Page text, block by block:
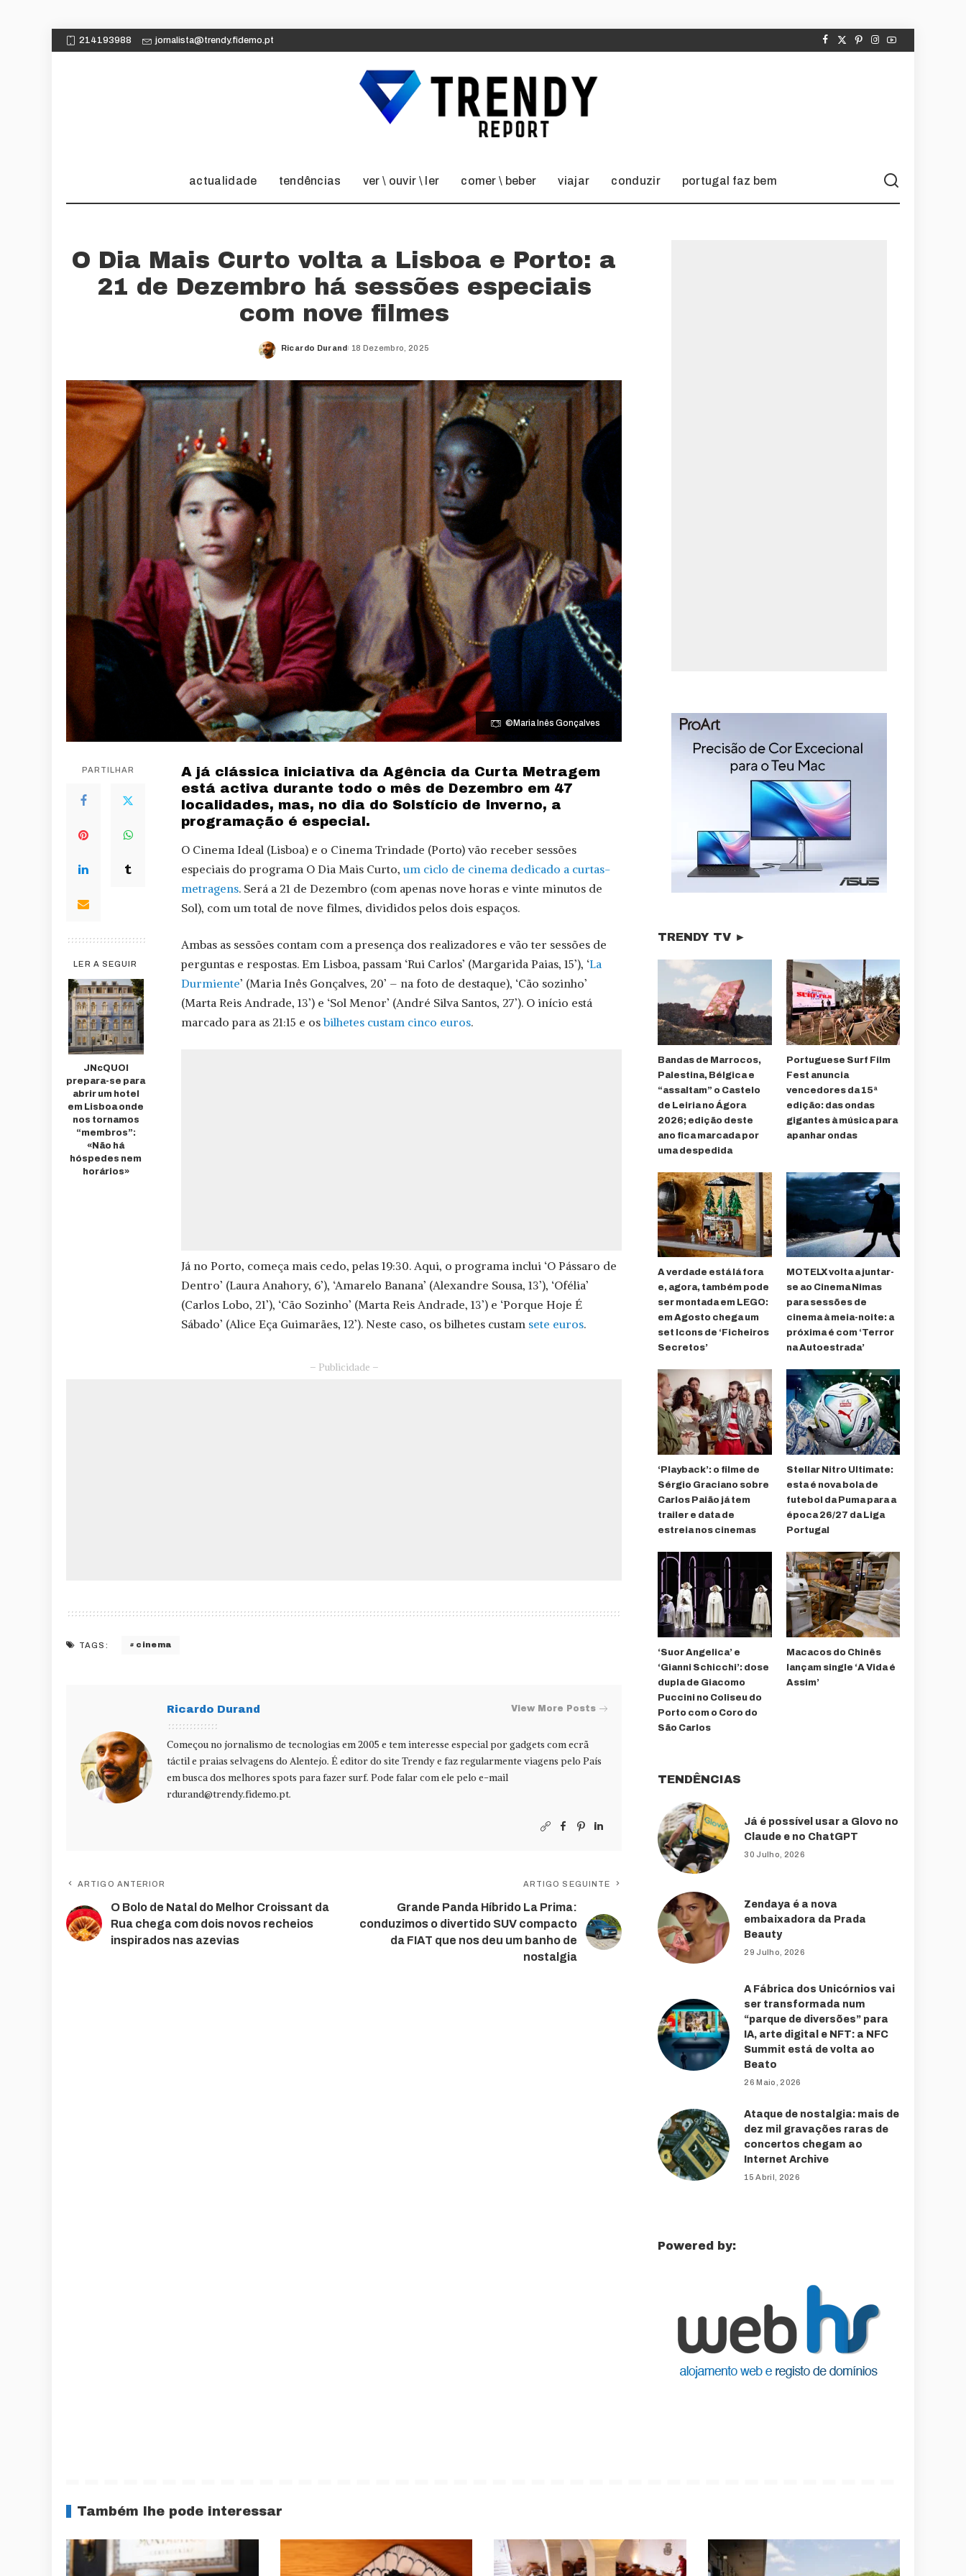
214193988 jornalista@trendy.fidemo.pt
actualidade tendências ver \ ouvir \ ler comer \ beber viajar conduzir portugal faz bem
O Dia Mais Curto volta a Lisboa e Porto: a
21 de Dezembro há sessões especiais
com nove filmes
Posted
Ricardo Durand 18 Dezembro, 2025
©Maria Inês Gonçalves
PARTILHAR
LER A SEGUIR
JNcQUOI
prepara-se para
abrir um hotel
em Lisboa onde
nos tornamos
“membros”:
«Não há
hóspedes nem
horários»
A já clássica iniciativa da Agência da Curta Metragem
está activa durante todo o mês de Dezembro em 47
localidades, mas, no dia do Solstício de Inverno, a
programação é especial.
O Cinema Ideal (Lisboa) e o Cinema Trindade (Porto) vão receber sessões
especiais do programa O Dia Mais Curto, um ciclo de cinema dedicado a curtas-
metragens. Será a 21 de Dezembro (com apenas nove horas e vinte minutos de
Sol), com um total de nove filmes, divididos pelos dois espaços.
Ambas as sessões contam com a presença dos realizadores e vão ter sessões de
perguntas e respostas. Em Lisboa, passam ‘Rui Carlos’ (Margarida Paias, 15’), ‘La
Durmiente’ (Maria Inês Gonçalves, 20’ – na foto de destaque), ‘Cão sozinho’
(Marta Reis Andrade, 13’) e ‘Sol Menor’ (André Silva Santos, 27’). O início está
marcado para as 21:15 e osbilhetes custam cinco euros.
Já no Porto, começa mais cedo, pelas 19:30. Aqui, o programa inclui ‘O Pássaro de
Dentro’ (Laura Anahory, 6’), ‘Amarelo Banana’ (Alexandre Sousa, 13’), ‘Ofélia’
(Carlos Lobo, 21’), ‘Cão Sozinho’ (Marta Reis Andrade, 13’) e ‘Porque Hoje É
Sábado’ (Alice Eça Guimarães, 12’). Neste caso, os bilhetes custam sete euros.
– Publicidade –
TAGS: cinema
Ricardo Durand View More Posts
Começou no jornalismo de tecnologias em 2005 e tem interesse especial por gadgets com ecrã
táctil e praias selvagens do Alentejo. É editor do site Trendy e faz regularmente viagens pelo País
em busca dos melhores spots para fazer surf. Pode falar com ele pelo e-mail
rdurand@trendy.fidemo.pt.
ARTIGO ANTERIOR
O Bolo de Natal do Melhor Croissant da
Rua chega com dois novos recheios
inspirados nas azevias
ARTIGO SEGUINTE
Grande Panda Híbrido La Prima:
conduzimos o divertido SUV compacto
da FIAT que nos deu um banho de
nostalgia
TRENDY TV ►
Bandas de Marrocos,
Palestina, Bélgica e
“assaltam” o Castelo
de Leiria no Ágora
2026; edição deste
ano fica marcada por
uma despedida
Portuguese Surf Film
Fest anuncia
vencedores da 15ª
edição: das ondas
gigantes à música para
apanhar ondas
A verdade está lá fora
e, agora, também pode
ser montada em LEGO:
em Agosto chega um
set Icons de ‘Ficheiros
Secretos’
MOTELX volta a juntar-
se ao Cinema Nimas
para sessões de
cinema à meia-noite: a
próxima é com ‘Terror
na Autoestrada’
‘Playback’: o filme de
Sérgio Graciano sobre
Carlos Paião já tem
trailer e data de
estreia nos cinemas
Stellar Nitro Ultimate:
esta é nova bola de
futebol da Puma para a
época 26/27 da Liga
Portugal
‘Suor Angelica’ e
‘Gianni Schicchi’: dose
dupla de Giacomo
Puccini no Coliseu do
Porto com o Coro do
São Carlos
Macacos do Chinês
lançam single ‘A Vida é
Assim’
TENDÊNCIAS
Já é possível usar a Glovo no
Claude e no ChatGPT
30 Julho, 2026
Zendaya é a nova
embaixadora da Prada
Beauty
29 Julho, 2026
A Fábrica dos Unicórnios vai
ser transformada num
“parque de diversões” para
IA, arte digital e NFT: a NFC
Summit está de volta ao
Beato
26 Maio, 2026
Ataque de nostalgia: mais de
dez mil gravações raras de
concertos chegam ao
Internet Archive
15 Abril, 2026
Powered by:
Também lhe pode interessar